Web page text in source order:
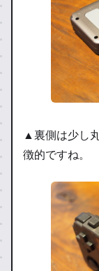
▲裏側は少し
徴的ですね。